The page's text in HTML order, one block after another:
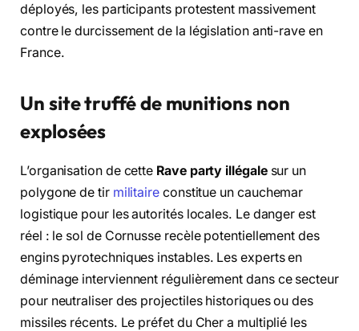
déployés, les participants protestent massivement
contre le durcissement de la législation anti-rave en
France.
Un site truffé de munitions non
explosées
L’organisation de cette Rave party illégalesur un
polygone de tir militaire constitue un cauchemar
logistique pour les autorités locales. Le danger est
réel : le sol de Cornusse recèle potentiellement des
engins pyrotechniques instables. Les experts en
déminage interviennent régulièrement dans ce secteur
pour neutraliser des projectiles historiques ou des
missiles récents. Le préfet du Cher a multiplié les